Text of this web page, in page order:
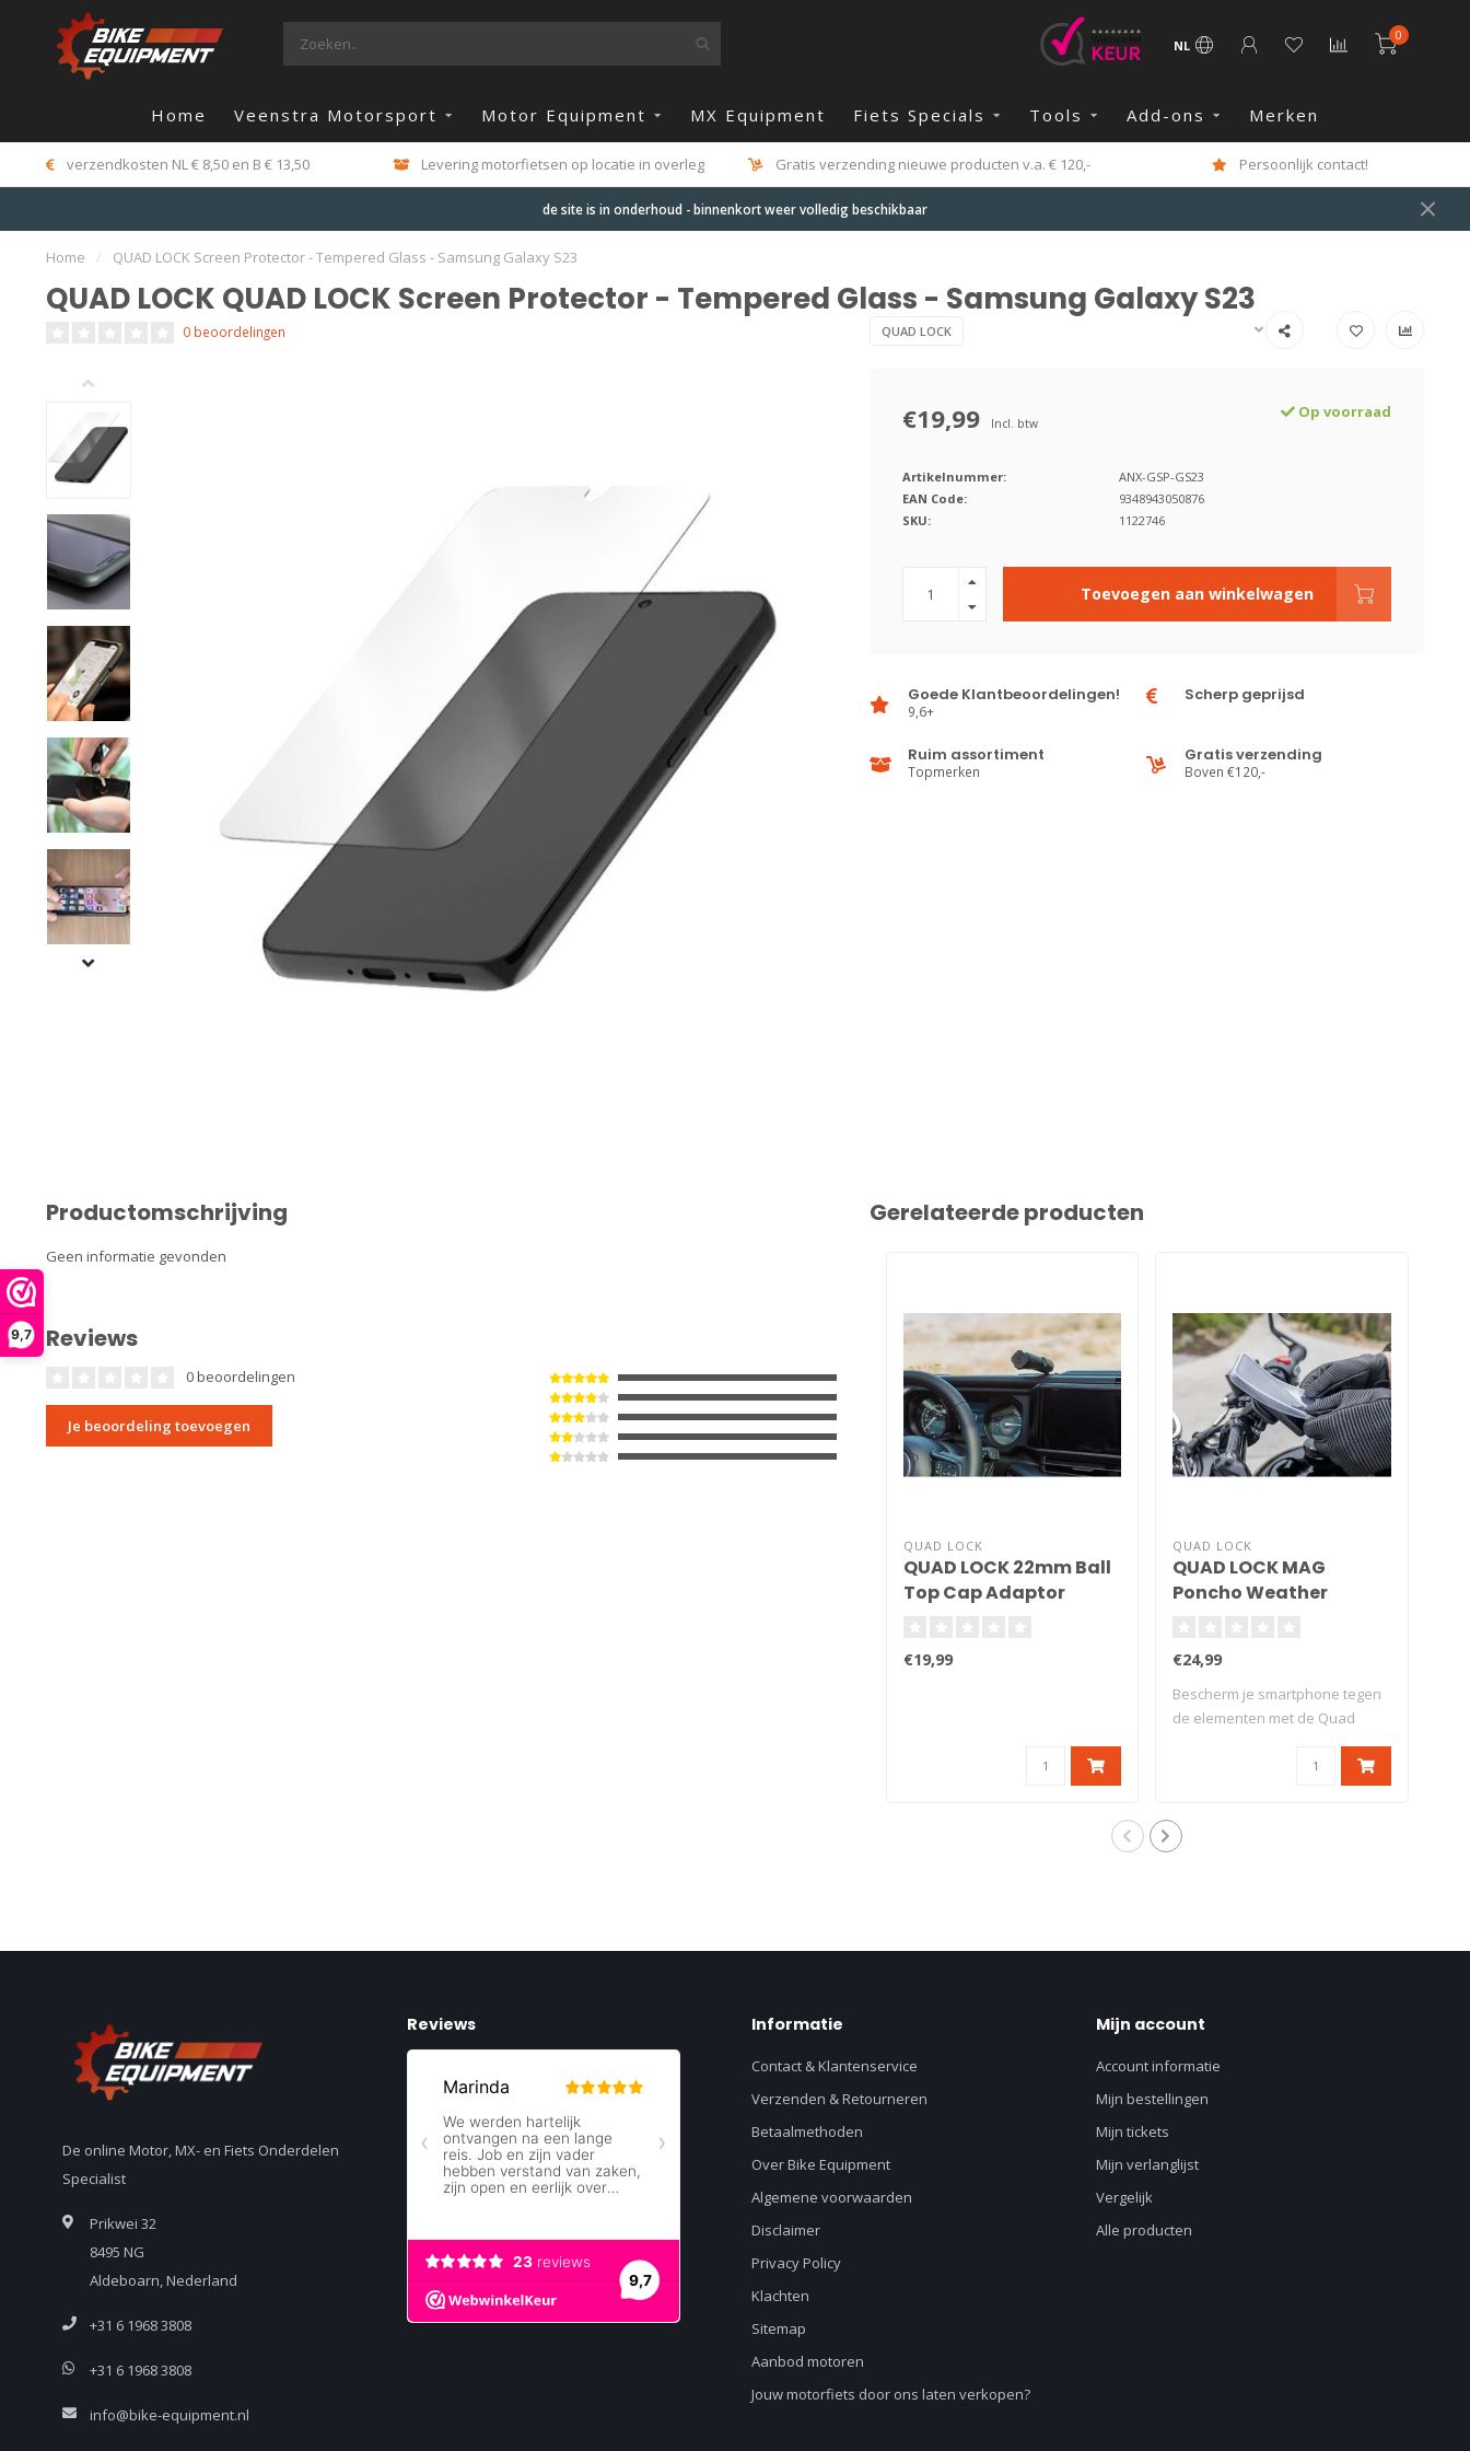
9,7
NL
0
Home Veenstra Motorsport Motor Equipment MX Equipment Fiets Specials Tools Add-ons Merken
verzendkosten NL € 8,50 en B € 13,50 Levering motorfietsen op locatie in overleg Gratis verzending nieuwe producten v.a. € 120,- Persoonlijk contact!
de site is in onderhoud - binnenkort weer volledig beschikbaar
Home / QUAD LOCK Screen Protector - Tempered Glass - Samsung Galaxy S23
QUAD LOCK QUAD LOCK Screen Protector - Tempered Glass - Samsung Galaxy S23
0 beoordelingen QUAD LOCK
€19,99 Incl. btw
Op voorraad
Artikelnummer:
ANX-GSP-GS23
EAN Code:
9348943050876
SKU:
1122746
Toevoegen aan winkelwagen
Goede Klantbeoordelingen!
9,6+
Scherp geprijsd
Ruim assortiment
Topmerken
Gratis verzending
Boven €120,-
Productomschrijving
Geen informatie gevonden
Reviews
0 beoordelingen
Je beoordeling toevoegen
Gerelateerde producten
QUAD LOCK
QUAD LOCK 22mm Ball
Top Cap Adaptor
€19,99
QUAD LOCK
QUAD LOCK MAG
Poncho Weather
€24,99
Bescherm je smartphone tegen
de elementen met de Quad
De online Motor, MX- en Fiets Onderdelen
Specialist
Prikwei 32
8495 NG
Aldeboarn, Nederland
+31 6 1968 3808
+31 6 1968 3808
info@bike-equipment.nl
Reviews Informatie
Contact & Klantenservice
Verzenden & Retourneren
Betaalmethoden
Over Bike Equipment
Algemene voorwaarden
Disclaimer
Privacy Policy
Klachten
Sitemap
Aanbod motoren
Jouw motorfiets door ons laten verkopen?
Mijn account
Account informatie
Mijn bestellingen
Mijn tickets
Mijn verlanglijst
Vergelijk
Alle producten